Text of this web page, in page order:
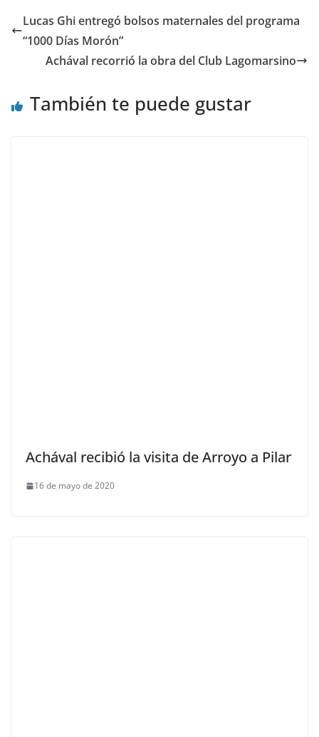
Lucas Ghi entregó bolsos maternales del programa
“1000 Días Morón”
Achával recorrió la obra del Club Lagomarsino
También te puede gustar
Achával recibió la visita de Arroyo a Pilar
16 de mayo de 2020